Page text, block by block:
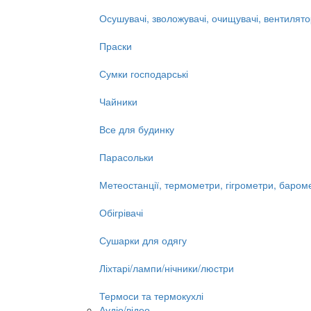
Осушувачі, зволожувачі, очищувачі,
Праски
Сумки господарські
Чайники
Все для будинку
Парасольки
Метеостанції, термометри, гігрометри,
Обігрівачі
Сушарки для одягу
Ліхтарі/лампи/нічники/люстри
Термоси та термокухлі